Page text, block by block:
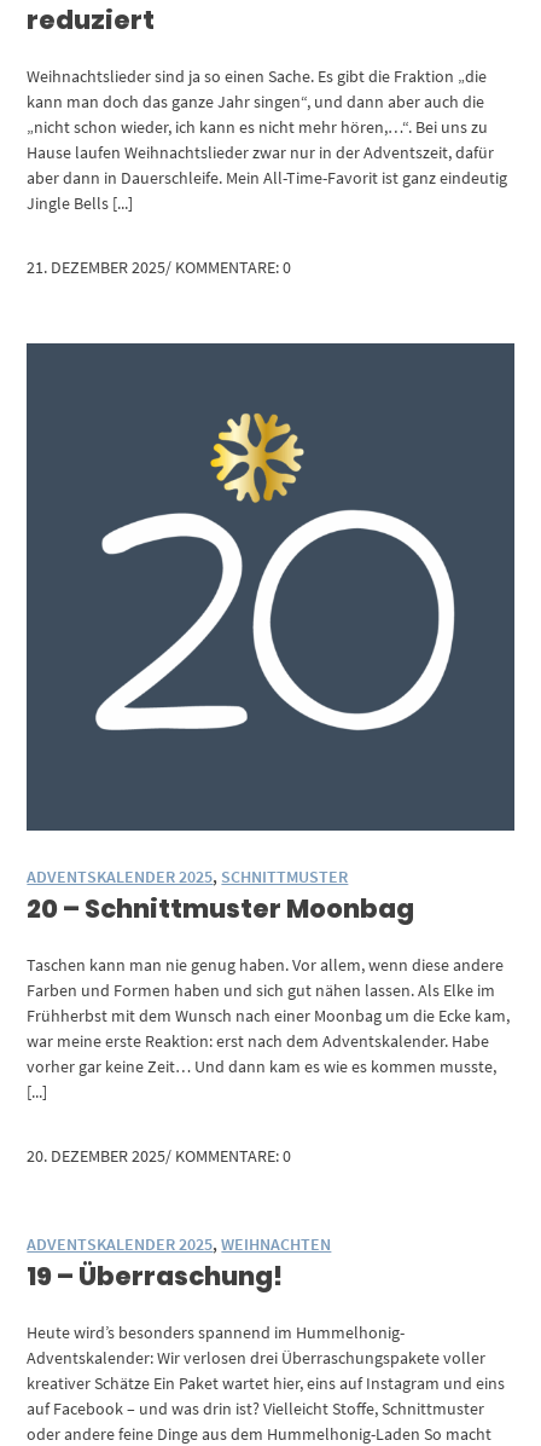
reduziert
Weihnachtslieder sind ja so einen Sache. Es gibt die Fraktion „die
kann man doch das ganze Jahr singen“, und dann aber auch die
„nicht schon wieder, ich kann es nicht mehr hören,…“. Bei uns zu
Hause laufen Weihnachtslieder zwar nur in der Adventszeit, dafür
aber dann in Dauerschleife. Mein All-Time-Favorit ist ganz eindeutig
Jingle Bells [...]
21. DEZEMBER 2025/ KOMMENTARE: 0
ADVENTSKALENDER 2025, SCHNITTMUSTER
20 – Schnittmuster Moonbag
Taschen kann man nie genug haben. Vor allem, wenn diese andere
Farben und Formen haben und sich gut nähen lassen. Als Elke im
Frühherbst mit dem Wunsch nach einer Moonbag um die Ecke kam,
war meine erste Reaktion: erst nach dem Adventskalender. Habe
vorher gar keine Zeit… Und dann kam es wie es kommen musste,
[...]
20. DEZEMBER 2025/ KOMMENTARE: 0
ADVENTSKALENDER 2025,WEIHNACHTEN
19 – Überraschung!
Heute wird’s besonders spannend im Hummelhonig-
Adventskalender: Wir verlosen drei Überraschungspakete voller
kreativer Schätze Ein Paket wartet hier, eins auf Instagram und eins
auf Facebook – und was drin ist? Vielleicht Stoffe, Schnittmuster
oder andere feine Dinge aus dem Hummelhonig-Laden So macht